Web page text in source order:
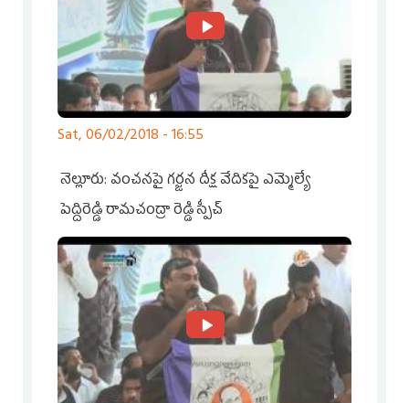
Sat, 06/02/2018 - 16:55
నెల్లూరు: వంచనపై గర్జన దీక్ష వేదికపై ఎమ్మెల్యే
పెద్దిరెడ్డి రామచంద్రా రెడ్డి స్పీచ్